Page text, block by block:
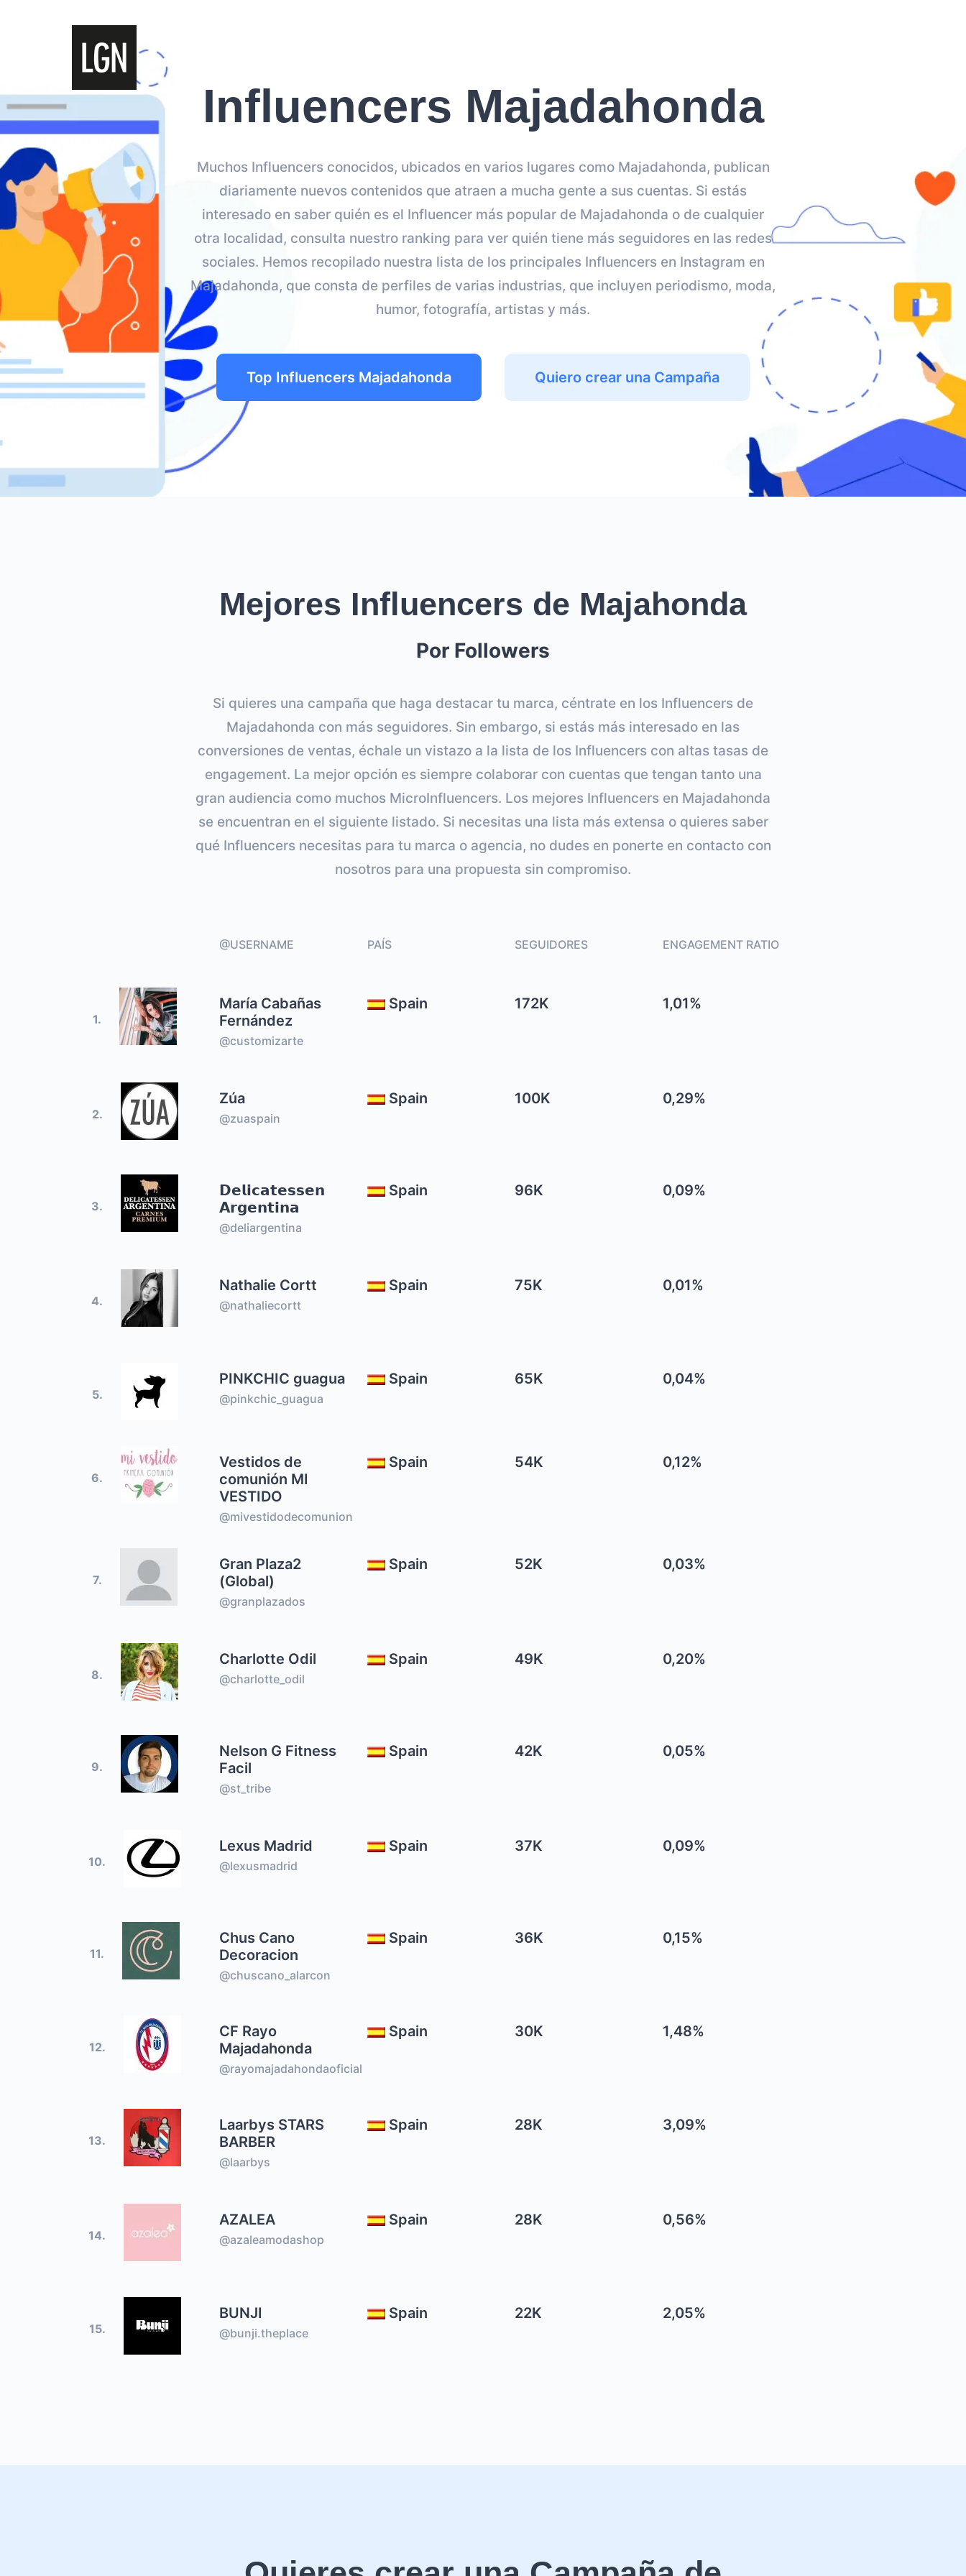
Influencers Majadahonda
Muchos Influencers conocidos, ubicados en varios lugares como Majadahonda, publican
diariamente nuevos contenidos que atraen a mucha gente a sus cuentas. Si estás
interesado en saber quién es el Influencer más popular de Majadahonda o de cualquier
otra localidad, consulta nuestro ranking para ver quién tiene más seguidores en las redes
sociales. Hemos recopilado nuestra lista de los principales Influencers en Instagram en
Majadahonda, que consta de perfiles de varias industrias, que incluyen periodismo, moda,
humor, fotografía, artistas y más.
Top Influencers Majadahonda Quiero crear una Campaña
Mejores Influencers de Majahonda
Por Followers
Si quieres una campaña que haga destacar tu marca, céntrate en los Influencers de
Majadahonda con más seguidores. Sin embargo, si estás más interesado en las
conversiones de ventas, échale un vistazo a la lista de los Influencers con altas tasas de
engagement. La mejor opción es siempre colaborar con cuentas que tengan tanto una
gran audiencia como muchos MicroInfluencers. Los mejores Influencers en Majadahonda
se encuentran en el siguiente listado. Si necesitas una lista más extensa o quieres saber
qué Influencers necesitas para tu marca o agencia, no dudes en ponerte en contacto con
nosotros para una propuesta sin compromiso.
@USERNAME PAÍS SEGUIDORES ENGAGEMENT RATIO
1.
María Cabañas
Fernández
@customizarte
Spain 172K 1,01%
2.
Zúa
@zuaspain
Spain 100K 0,29%
3.
𝗗𝗲𝗹𝗶𝗰𝗮𝘁𝗲𝘀𝘀𝗲𝗻
𝗔𝗿𝗴𝗲𝗻𝘁𝗶𝗻𝗮
@deliargentina
Spain 96K 0,09%
4.
Nathalie Cortt
@nathaliecortt
Spain 75K 0,01%
5.
PINKCHIC guagua
@pinkchic_guagua
Spain 65K 0,04%
6.
Vestidos de
comunión MI
VESTIDO
@mivestidodecomunion
Spain 54K 0,12%
7.
Gran Plaza2
(Global)
@granplazados
Spain 52K 0,03%
8.
Charlotte Odil
@charlotte_odil
Spain 49K 0,20%
9.
Nelson G Fitness
Facil
@st_tribe
Spain 42K 0,05%
10.
Lexus Madrid
@lexusmadrid
Spain 37K 0,09%
11.
Chus Cano
Decoracion
@chuscano_alarcon
Spain 36K 0,15%
12.
CF Rayo
Majadahonda
@rayomajadahondaoficial
Spain 30K 1,48%
13.
Laarbys STARS
BARBER
@laarbys
Spain 28K 3,09%
14.
AZALEA
@azaleamodashop
Spain 28K 0,56%
15.
BUNJI
@bunji.theplace
Spain 22K 2,05%